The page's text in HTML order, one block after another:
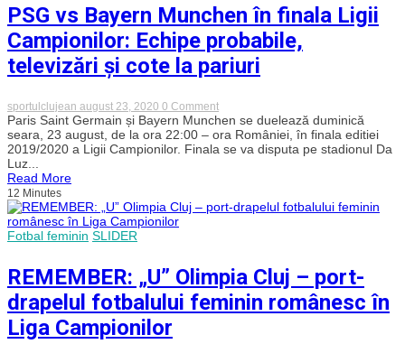
Champions
League
rând,
ce
impus
la
penalty-
uri
la
PSG vs Bayern Munchen în finala Ligii
Campionilor: Echipe probabile,
televizări și cote la pariuri
sportulclujean august 23, 2020 0 Commenton
PSG
vs
Bayern
Munchen
Campionilor:
cote
la
pariuri
Paris Saint Germain și Bayern Munchen se duelează duminică
seara, 23 august, de la ora 22:00 – ora României, în finala editiei
2019/2020 a Ligii Campionilor. Finala se va disputa pe stadionul Da
Luz...
Read More
12 Minutes
Fotbal feminin SLIDER
REMEMBER: „U” Olimpia Cluj – port-
drapelul fotbalului feminin românesc în
Liga Campionilor